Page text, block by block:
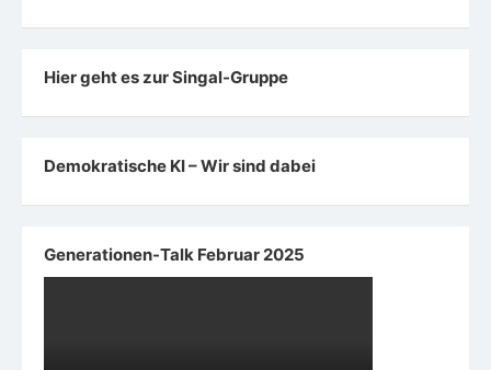
Hier geht es zur Singal-Gruppe
Demokratische KI – Wir sind dabei
Generationen-Talk Februar 2025